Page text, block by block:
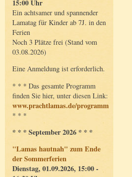
15:00 Uhr
Ein achtsamer und spannender
Lamatag für Kinder ab 7J. in den
Ferien
Noch 3 Plätze frei (Stand vom
03.08.2026)
Eine Anmeldung ist erforderlich.
* * * Das gesamte Programm
finden Sie hier, unter diesen Link:
www.prachtlamas.de/programm
* * *
* * * September 2026 * * *
"Lamas hautnah" zum Ende
der Sommerferien
Dienstag, 01.09.2026, 15:00 -